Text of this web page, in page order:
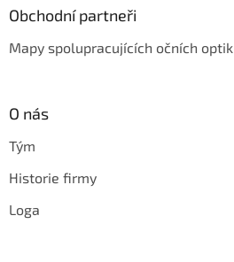
Obchodní partneři
Mapy spolupracujících očních optik
O nás
Tým
Historie firmy
Loga